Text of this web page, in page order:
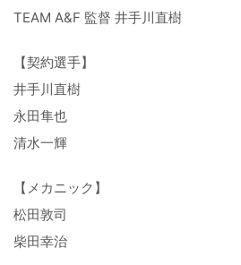
TEAM A&F 監督 井手川直樹
【契約選手】
井手川直樹
永田隼也
清水一輝
【メカニック】
松田敦司
柴田幸治